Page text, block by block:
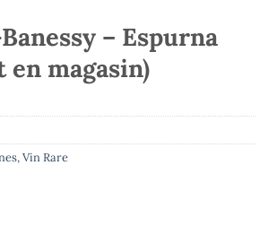
– Espurna
en magasin)
,Vin Rare